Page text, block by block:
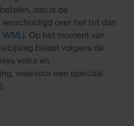
dan is de
over het tot dan
WML). Op het moment van
belast volgens de
volks en
waarvoor een speciaal
.